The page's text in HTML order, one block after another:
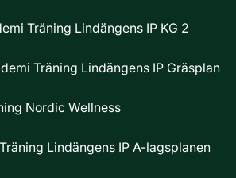
Träning Lindängens IP KG 2
Träning Lindängens IP Gräsplan
Nordic Wellness
Träning Lindängens IP A-lagsplanen